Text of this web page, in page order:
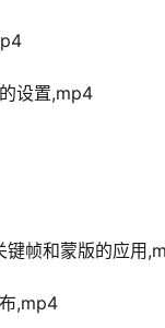
设置,mp4
帧和蒙版的应用
,mp4